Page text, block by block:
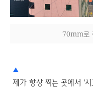
70mm로
▲
제가 항상 찍는 곳에서 '